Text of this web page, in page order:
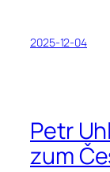
2025-12-04
Petr
zum